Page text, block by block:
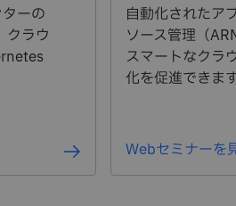
ーの
クラウ
自動化されたア
ソース管理（
スマートなクラ
化を促進できます
Webセミナーを